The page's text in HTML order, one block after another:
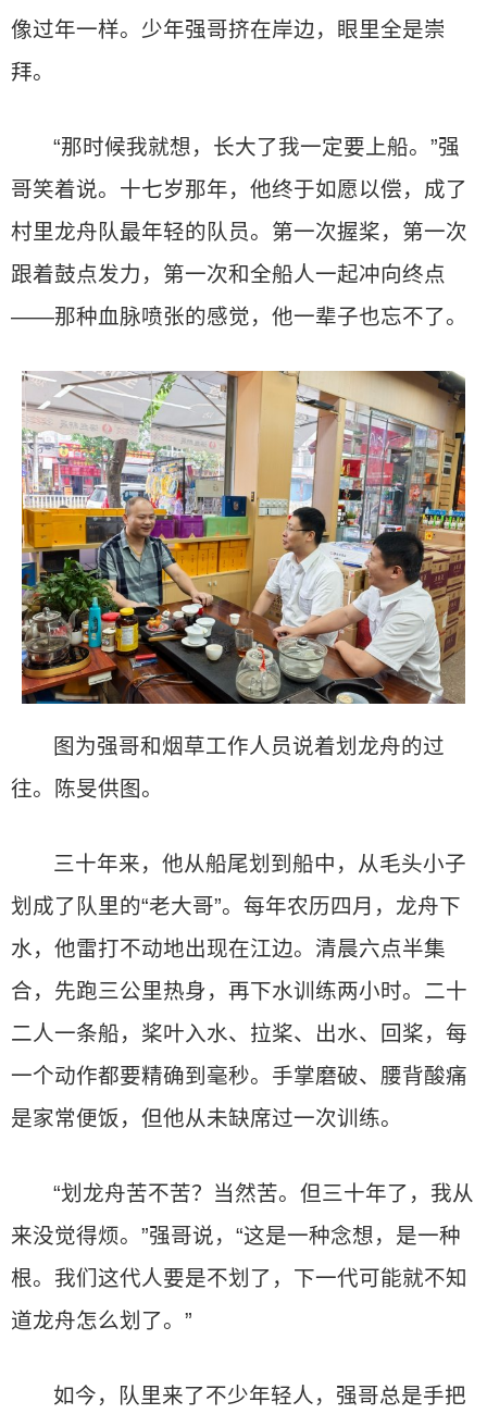
像过年一样。少年强哥挤在岸边，眼里全是崇
拜。
“那时候我就想，长大了我一定要上船。”强
哥笑着说。十七岁那年，他终于如愿以偿，成了
村里龙舟队最年轻的队员。第一次握桨，第一次
跟着鼓点发力，第一次和全船人一起冲向终点
——那种血脉喷张的感觉，他一辈子也忘不了。
图为强哥和烟草工作人员说着划龙舟的过
往。陈旻供图。
三十年来，他从船尾划到船中，从毛头小子
划成了队里的“老大哥”。每年农历四月，龙舟下
水，他雷打不动地出现在江边。清晨六点半集
合，先跑三公里热身，再下水训练两小时。二十
二人一条船，桨叶入水、拉桨、出水、回桨，每
一个动作都要精确到毫秒。手掌磨破、腰背酸痛
是家常便饭，但他从未缺席过一次训练。
“划龙舟苦不苦？当然苦。但三十年了，我从
来没觉得烦。”强哥说，“这是一种念想，是一种
根。我们这代人要是不划了，下一代可能就不知
道龙舟怎么划了。”
如今，队里来了不少年轻人，强哥总是手把